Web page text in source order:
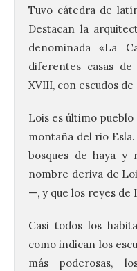
Tuvo cátedra de
Destacan la
denominada «La
diferentes casas
XVIII, con escudos
Lois es último
montaña del rio
bosques de haya y
nombre deriva de
—, y que los reyes de
Casi todos los
como indican los
más poderosas,